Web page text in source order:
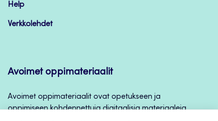
Help
Verkkolehdet
Avoimet oppimateriaalit
Avoimet oppimateriaalit ovat opetukseen ja
oppimiseen kohdennettuja digitaalisia materiaaleja,